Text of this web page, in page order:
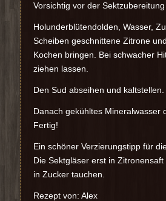
Vorsichtig vor der
Holunderblütendolden, Wasser,
Scheiben geschnittene Zitrone
Kochen bringen. Bei schwacher
ziehen lassen.
Den Sud abseihen und kaltstellen.
Danach gekühltes Mineralwasser
Fertig!
Ein schöner Verzierungstipp für
Die Sektgläser erst in
in Zucker tauchen.
Rezept von: Alex